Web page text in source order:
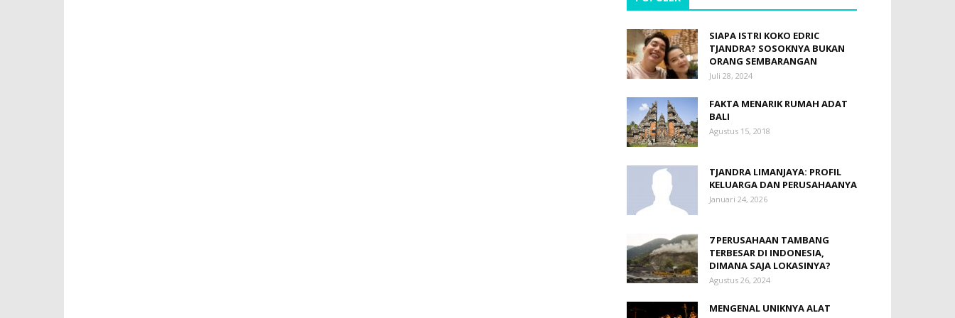
SIAPA ISTRI KOKO EDRIC
TJANDRA? SOSOKNYA BUKAN
ORANG SEMBARANGAN
Juli 28, 2024
FAKTA MENARIK RUMAH ADAT
BALI
Agustus 15, 2018
TJANDRA LIMANJAYA: PROFIL
KELUARGA DAN PERUSAHAANYA
Januari 24, 2026
7 PERUSAHAAN TAMBANG
TERBESAR DI INDONESIA,
DIMANA SAJA LOKASINYA?
Agustus 26, 2024
MENGENAL UNIKNYA ALAT